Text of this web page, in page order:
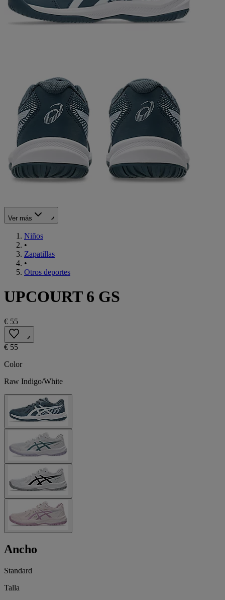
Ver más
Niños
•
Zapatillas
•
Otros deportes
UPCOURT 6 GS
€ 55
€ 55
Color
Raw Indigo/White
Ancho
Standard
Talla